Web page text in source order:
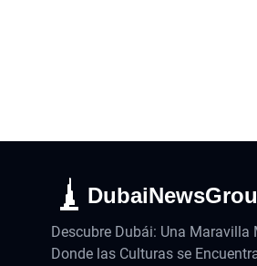
Descubre Dubái: Una Maravilla
Donde las Culturas se